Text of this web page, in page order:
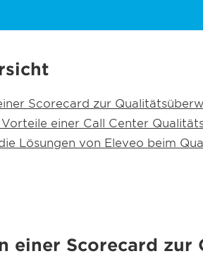
Scorecard zur
einer Call Center
Lösungen von Eleveo beim
einer Scorecard zur